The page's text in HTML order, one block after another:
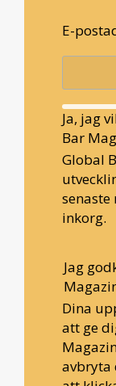
E-
Ja, jag
Bar
Global
inkorg.
Jag
Dina
att ge
avbryta